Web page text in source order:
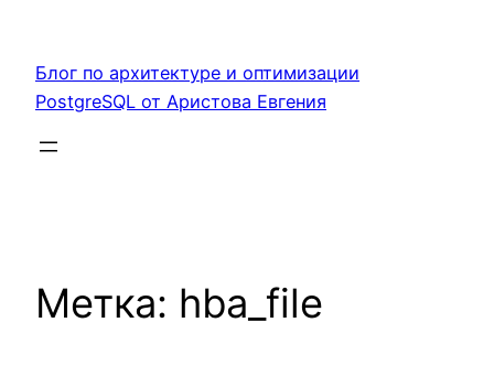
содержимому
Блог по архитектуре и оптимизации
PostgreSQL от Аристова Евгения
Метка: hba_file